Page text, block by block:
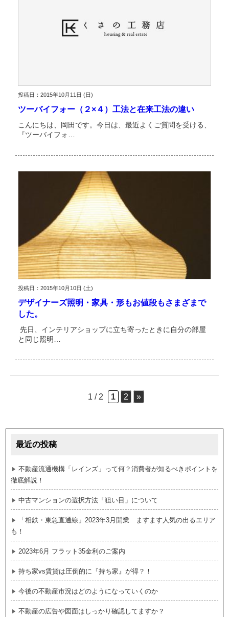
投稿日：2015年10月11日 (日)
ツーバイフォー（２×４）工法と在来工法の違い
こんにちは、岡田です。今日は、最近よくご質問を受ける、
『ツーバイフォ…
投稿日：2015年10月10日 (土)
デザイナーズ照明・家具・形もお値段もさまざまで
した。
先日、インテリアショップに立ち寄ったときに自分の部屋
と同じ照明…
1 / 2 1 2 »
最近の投稿
不動産流通機構「レインズ」って何？消費者が知るべきポイントを
徹底解説！
中古マンションの選択方法「狙い目」について
「相鉄・東急直通線」2023年3月開業 ますます人気の出るエリア
も！
2023年6月 フラット35金利のご案内
持ち家vs賃貸は圧倒的に『持ち家』が得？！
今後の不動産市況はどのようになっていくのか
不動産の広告や図面はしっかり確認してますか？